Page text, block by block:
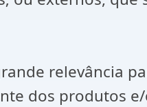
relevância
dos produtos